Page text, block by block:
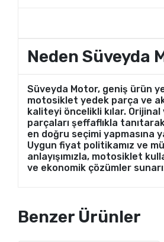
Neden Süveyda
Süveyda Motor, geniş ürün
motosiklet yedek parça ve
kaliteyi öncelikli kılar.
parçaları şeffaflıkla
en doğru seçimi yapmasına
Uygun fiyat politikamız ve
anlayışımızla, motosiklet
ve ekonomik çözümler
Benzer Ürünler